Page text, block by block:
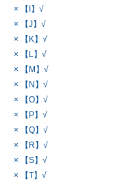
× 【I】√
× 【J】√
× 【K】√
× 【L】√
× 【M】√
× 【N】√
× 【O】√
× 【P】√
× 【Q】√
× 【R】√
× 【S】√
× 【T】√